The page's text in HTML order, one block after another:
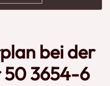
bei der
50 3654-6